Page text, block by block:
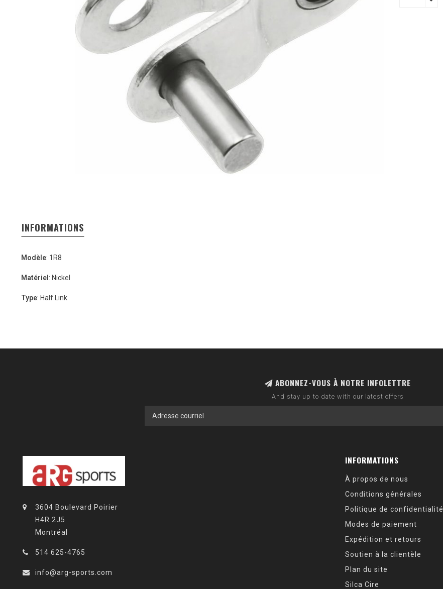
INFORMATIONS
Modèle: 1R8
Matériel : Nickel
Type: Half Link
ABONNEZ-VOUS À NOTRE INFOLETTRE
And stay up to date with our latest offers
3604 Boulevard Poirier
H4R 2J5
Montréal
514 625-4765
info@arg-sports.com
INFORMATIONS
À propos de nous
Conditions générales
Politique de confidentialité
Modes de paiement
Expédition et retours
Soutien à la clientèle
Plan du site
Silca Cire